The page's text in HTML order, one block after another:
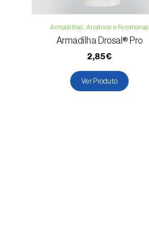
Armadilhas, Atrativos e Feromonas
Armadilha Drosal® Pro
2,85€
Ver Produto